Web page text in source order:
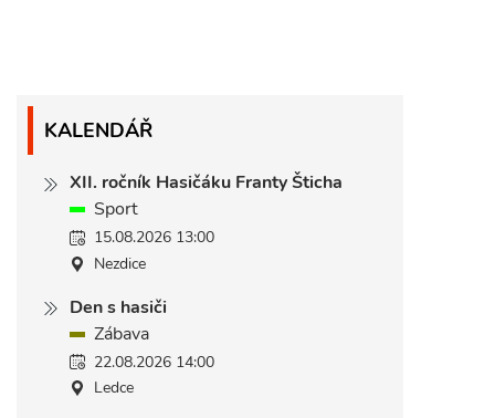
KALENDÁŘ
XII. ročník Hasičáku Franty Šticha
Sport
15.08.2026 13:00
Nezdice
Den s hasiči
Zábava
22.08.2026 14:00
Ledce